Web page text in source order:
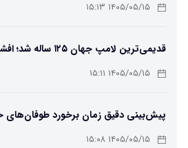
۱۴۰۵/۰۵/۱۵ ۱۵:۱۳
قدیمی‌ترین لامپ
لامپ سنتنیال
۱۴۰۵/۰۵/۱۵ ۱۵:۱۱
پیش‌بینی دقیق زمان برخورد طوفان‌های
ممکن شد
۱۴۰۵/۰۵/۱۵ ۱۵:۰۸